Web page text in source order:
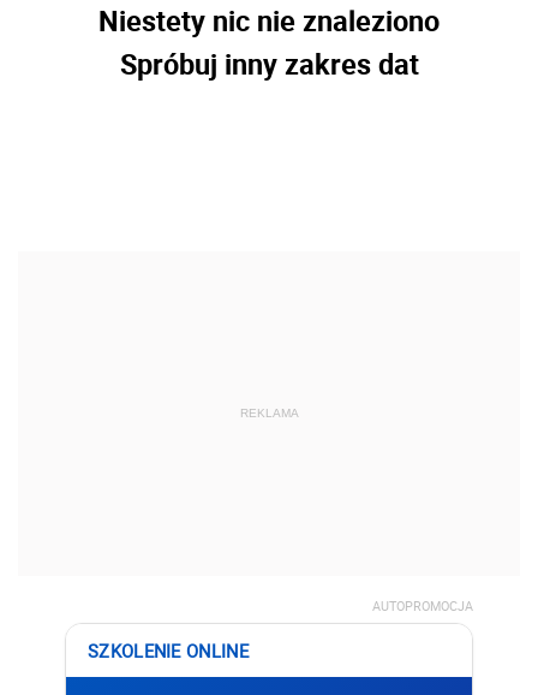
Niestety nic nie znaleziono
Spróbuj inny zakres dat
REKLAMA
AUTOPROMOCJA
SZKOLENIE ONLINE